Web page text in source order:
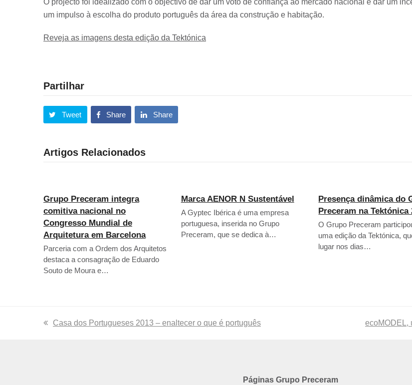
O projecto foi idealizado com o objectivo de dar um voto de confiança ao mercado nacional e dar um
um impulso à escolha do produto português da área da construção e habitação.
Reveja as imagens desta edição da Tektónica
Partilhar
Tweet Share Share
Artigos Relacionados
Grupo Preceram integra
comitiva nacional no
Congresso Mundial de
Arquitetura em Barcelona
Parceria com a Ordem dos Arquitetos
destaca a consagração de Eduardo
Souto de Moura e…
Marca AENOR N Sustentável
A Gyptec Ibérica é uma empresa
portuguesa, inserida no Grupo
Preceram, que se dedica à…
Presença dinâmica do
Preceram na Tektónica
O Grupo Preceram
uma edição da Tektónica,
lugar nos dias…
previous
Casa dos Portugueses 2013 – enaltecer o que é português
next
ecoMODEL,
Páginas Grupo Preceram